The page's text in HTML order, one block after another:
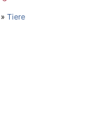
» Tiere